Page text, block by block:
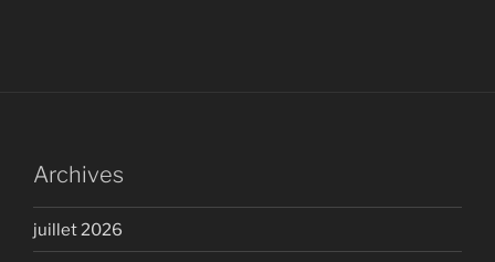
Archives
juillet 2026